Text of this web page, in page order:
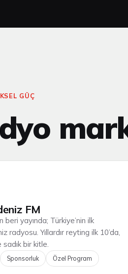
GÜÇ
FM
beri yayında; Türkiye’nin ilk
radyosu. Yıllardır reyting ilk 10’da,
bir kitle.
Sponsorluk Özel Program